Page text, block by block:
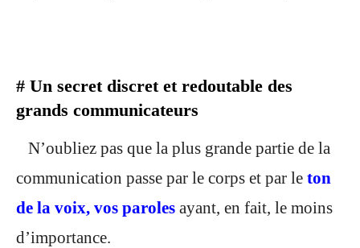
# Un secret discret et redoutable des
grands communicateurs
N’oubliez pas que la plus grande partie de la
communication passe par le corps et par le ton
de la voix, vos paroles ayant, en fait, le moins
d’importance.